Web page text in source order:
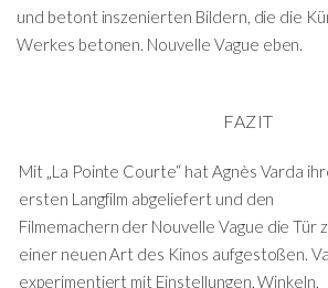
und betont inszenierten Bildern, die die
Werkes betonen. Nouvelle Vague eben.
FAZIT
Mit „La Pointe Courte“ hat Agnès Varda
ersten Langfilm abgeliefert und den
Filmemachern der Nouvelle Vague die Tür
einer neuen Art des Kinos aufgestoßen.
experimentiert mit Einstellungen, Winkeln,